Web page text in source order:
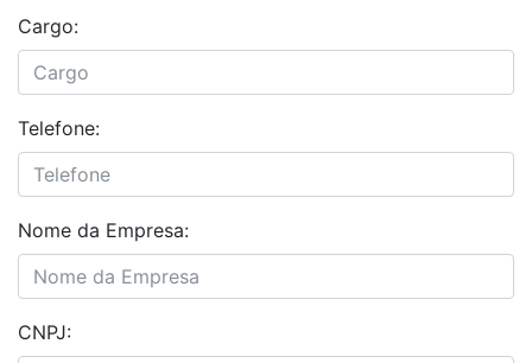
Cargo:
Telefone:
Nome da Empresa:
CNPJ: